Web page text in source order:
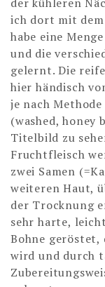
ich dort mit
habe eine
und die
gelernt. Die
hier händisch
je nach
(washed, honey
Titelbild zu
Fruchtfleisch
zwei Samen
weiteren Haut,
der Trocknung
sehr harte,
Bohne geröstet,
wird und durch